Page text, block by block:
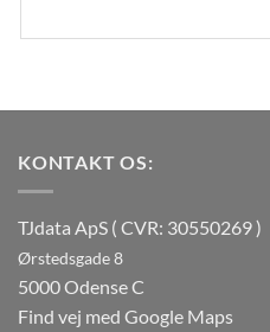
KONTAKT OS:
TJdata ApS ( CVR: 30550269 )
Ørstedsgade 8
5000 Odense C
Find vej med Google Maps